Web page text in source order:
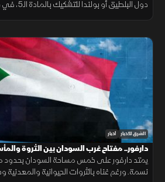
دول
الشرق للأخبار أخبار
دارفور.. مفتاح غرب السودان بين الثروة
نسمة. ورغم غناه بالثروات الحيوانية والمعدنية